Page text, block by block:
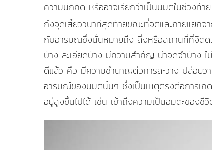
ความนึกคิด หรืออาจเรียกว่าเป็นนิมิตในช่วงท้
ถึงจุดเสี้ยววินาทีสุดท้ายขณะที่จิตและกายแยกจ
กับอารมณ์ซึ่งนั่นหมายถึง สิ่งหรือสถานที่ที่จิตด
บ้าง ละเอียดบ้าง มีความสำคัญ น่าจดจำบ้าง ไ
ดีแล้ว คือ มีความชำนาญต่อการละวาง ปล่อยว
อารมณ์ของนิมิตนั้นๆ ซึ่งเป็นเหตุตรงต่อการเกิ
อยู่สูงขึ้นไปได้ เช่น เข้าถึงความเป็นอมตะของชี